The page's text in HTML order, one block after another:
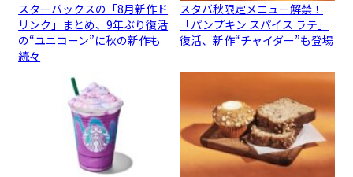
スターバックスの「8月新作ド
リンク」まとめ、9年ぶり復活
の“ユニコーン”に秋の新作も
続々
スタバ秋限定メニュー解禁！
「パンプキン スパイス ラテ」
復活、新作“チャイダー”も登場